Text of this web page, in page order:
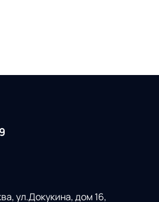
ул.Докукина, дом 16,